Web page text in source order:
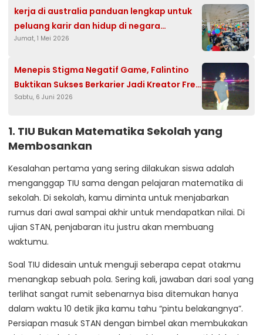
kerja di australia panduan lengkap untuk
peluang karir dan hidup di negara
kangguru
Jumat, 1 Mei 2026
Menepis Stigma Negatif Game, Falintino
Buktikan Sukses Berkarier Jadi Kreator Free
Fire
Sabtu, 6 Juni 2026
1. TIU Bukan Matematika Sekolah yang
Membosankan
Kesalahan pertama yang sering dilakukan siswa adalah
menganggap TIU sama dengan pelajaran matematika di
sekolah. Di sekolah, kamu diminta untuk menjabarkan
rumus dari awal sampai akhir untuk mendapatkan nilai. Di
ujian STAN, penjabaran itu justru akan membuang
waktumu.
Soal TIU didesain untuk menguji seberapa cepat otakmu
menangkap sebuah pola. Sering kali, jawaban dari soal yang
terlihat sangat rumit sebenarnya bisa ditemukan hanya
dalam waktu 10 detik jika kamu tahu “pintu belakangnya”.
Persiapan masuk STAN dengan bimbel akan membukakan